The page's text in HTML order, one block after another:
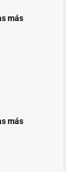
más
más